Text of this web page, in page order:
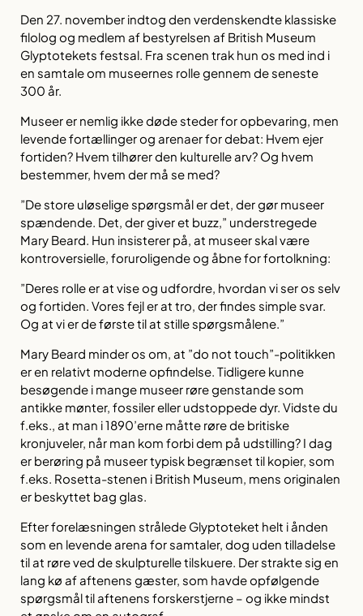
Den 27. november indtog den verdenskendte klassiske
filolog og medlem af bestyrelsen af British Museum
Glyptotekets festsal. Fra scenen trak hun os med ind i
en samtale om museernes rolle gennem de seneste
300 år.
Museer er nemlig ikke døde steder for opbevaring, men
levende fortællinger og arenaer for debat: Hvem ejer
fortiden? Hvem tilhører den kulturelle arv? Og hvem
bestemmer, hvem der må se med?
”De store uløselige spørgsmål er det, der gør museer
spændende. Det, der giver et buzz ,” understregede
Mary Beard. Hun insisterer på, at museer skal være
kontroversielle, foruroligende og åbne for fortolkning:
”Deres rolle er at vise og udfordre, hvordan vi ser os selv
og fortiden. Vores fejl er at tro, der findes simple svar.
Og at vi er de første til at stille spørgsmålene.”
Mary Beard minder os om, at ”do not touch”-politikken
er en relativt moderne opfindelse. Tidligere kunne
besøgende i mange museer røre genstande som
antikke mønter, fossiler eller udstoppede dyr. Vidste du
f.eks., at man i 1890’erne måtte røre de britiske
kronjuveler, når man kom forbi dem på udstilling? I dag
er berøring på museer typisk begrænset til kopier, som
f.eks. Rosetta-stenen i British Museum, mens originalen
er beskyttet bag glas.
Efter forelæsningen strålede Glyptoteket helt i ånden
som en levende arena for samtaler, dog uden tilladelse
til at røre ved de skulpturelle tilskuere. Der strakte sig en
lang kø af aftenens gæster, som havde opfølgende
spørgsmål til aftenens forskerstjerne – og ikke mindst